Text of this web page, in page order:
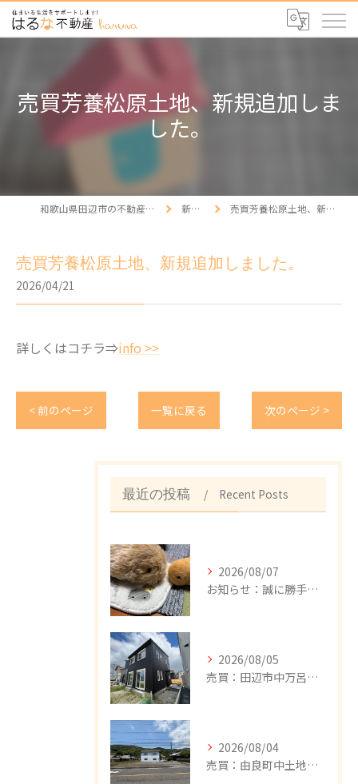
売買芳養松原土地、新規追加しま
した。
和歌山県田辺市の不動産ならはるな不動産 新着情報 売買芳養松原土地、新規追加しました。
売買芳養松原土地、新規追加しました。
2026/04/21
詳しくはコチラ⇒info >>
< 前のページ 一覧に戻る 次のページ >
最近の投稿 Recent Posts
2026/08/07
お知らせ：誠に勝手ながら、8/8（土）～18（月）まで、夏季休暇とさせて頂きます。期間中のお問い合わせにつきましては、お問い合わせフォーム、メール、公式LINE、FAXで承っております。8/19（水）以降、順次回答致しますので、ご不便をおかけしますが、何卒宜しくお願い申し上げます。
2026/08/05
売買：田辺市中万呂新築建売住宅、新規追加しました。
2026/08/04
売買：由良町中土地、値下げしました。